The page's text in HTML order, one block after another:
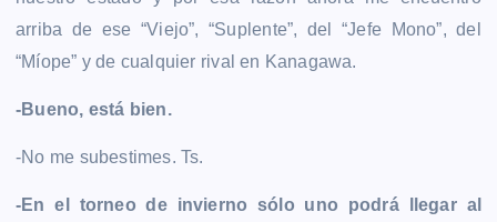
arriba de ese “Viejo”, “Suplente”, del “Jefe Mono”, del
“Míope” y de cualquier rival en Kanagawa.
-Bueno, está bien.
-No me subestimes. Ts.
-En el torneo de invierno sólo uno podrá llegar al